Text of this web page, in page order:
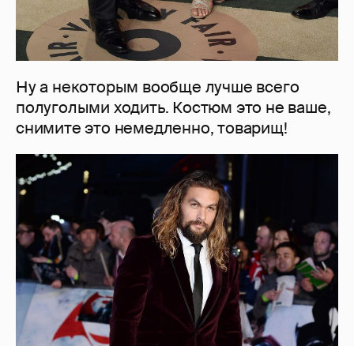
Ну а некоторым вообще лучше всего
полуголыми ходить. Костюм это не ваше,
снимите это немедленно, товарищ!